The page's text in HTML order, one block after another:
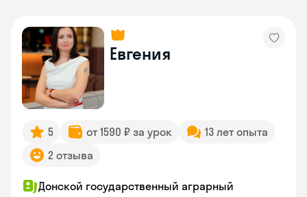
Евгения
5 от 1590 ₽ за урок
13 лет опыта
2 отзыва
Донской государственный аграрный